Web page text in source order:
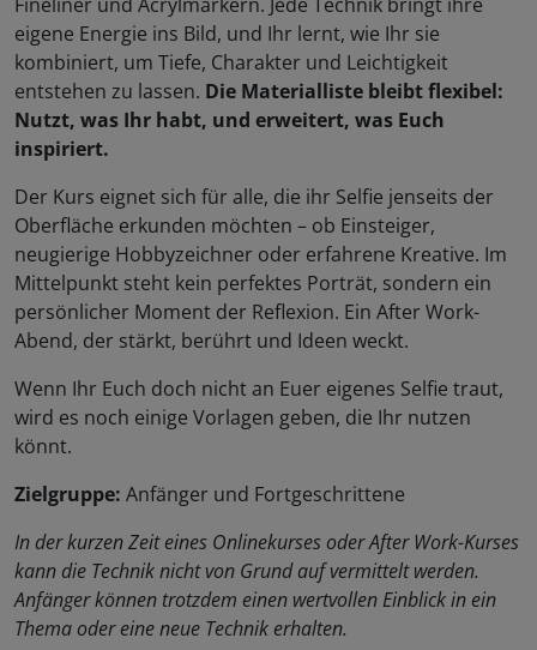
eigene Energie ins Bild, und Ihr lernt, wie Ihr sie
kombiniert, um Tiefe, Charakter und Leichtigkeit
entstehen zu lassen. Die Materialliste bleibt flexibel:
Nutzt, was Ihr habt, und erweitert, was Euch
inspiriert.
Der Kurs eignet sich für alle, die ihr Selfie jenseits der
Oberfläche erkunden möchten – ob Einsteiger,
neugierige Hobbyzeichner oder erfahrene Kreative. Im
Mittelpunkt steht kein perfektes Porträt, sondern ein
persönlicher Moment der Reflexion. Ein After Work-
Abend, der stärkt, berührt und Ideen weckt.
Wenn Ihr Euch doch nicht an Euer eigenes Selfie traut,
wird es noch einige Vorlagen geben, die Ihr nutzen
könnt.
Zielgruppe: Anfänger und Fortgeschrittene
In der kurzen Zeit eines Onlinekurses oder After Work-Kurses
kann die Technik nicht von Grund auf vermittelt werden.
Anfänger können trotzdem einen wertvollen Einblick in ein
Thema oder eine neue Technik erhalten.